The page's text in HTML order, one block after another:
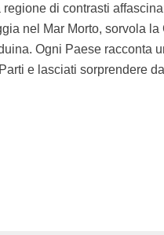
di contrasti
nel Mar Morto, sorvola
Ogni Paese racconta
e lasciati sorprendere